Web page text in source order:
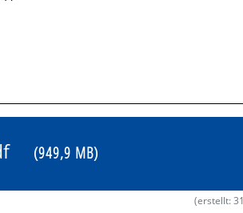
(949,9 MB)
(erstellt: